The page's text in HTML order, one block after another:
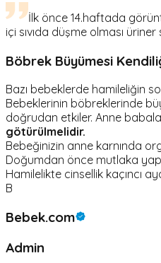
İlk önce 14.haftada
içi sıvıda düşme olması
Böbrek Büyümesi
Bazı bebeklerde hamileliğin
Bebeklerinin böbreklerinde
doğrudan etkiler. Anne
götürülmelidir.
Bebeğinizin anne karnında
Doğumdan önce mutlaka
Hamilelikte cinsellik kaçıncı
B
Bebek.com
Admin